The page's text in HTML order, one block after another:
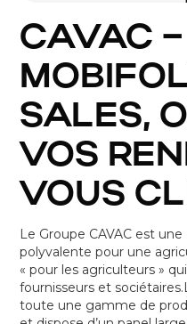
CAVAC –
SALES,
VOS
VOUS
Le Groupe CAVAC est
polyvalente pour une
« pour les agriculteurs »
fournisseurs et
toute une gamme de